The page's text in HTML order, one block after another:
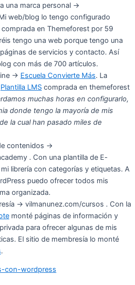
una marca personal ->
web/blog lo tengo configurado
comprada en Themeforest por 59
tengo una web porque tengo una
de servicios y contacto. Así
con más de 700 artículos.
-> Escuela Convierte Más. La
Plantilla LMS comprada en themeforest
muchas horas en configurarlo,
donde tengo la mayoría de mis
la cual han pasado miles de
contenidos ->
. Con una plantilla de E-
librería con categorías y etiquetas. A
puedo ofrecer todos mis
organizada.
-> vilmanunez.com/cursos . Con la
monté páginas de información y
para ofrecer algunas de mis
El sitio de membresía lo monté
.